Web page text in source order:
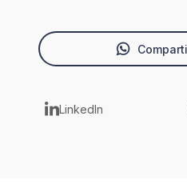
LinkedIn